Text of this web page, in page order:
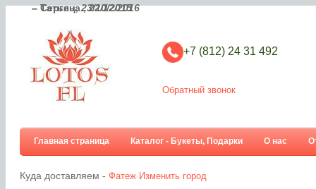
+7 (812) 24 31 492
Обратный звонок
Главная страница Каталог - Букеты, Подарки О нас
Куда доставляем - Фатеж Изменить город
– Сергец,23/10/2015
– Татьяна ,22/12/2016